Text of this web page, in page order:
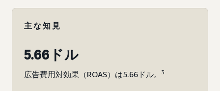
主な知見
5.66ドル
広告費用対効果（ROAS）は5.66ドル。 3